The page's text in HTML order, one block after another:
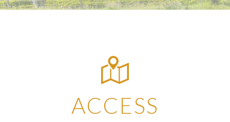
ACCESS